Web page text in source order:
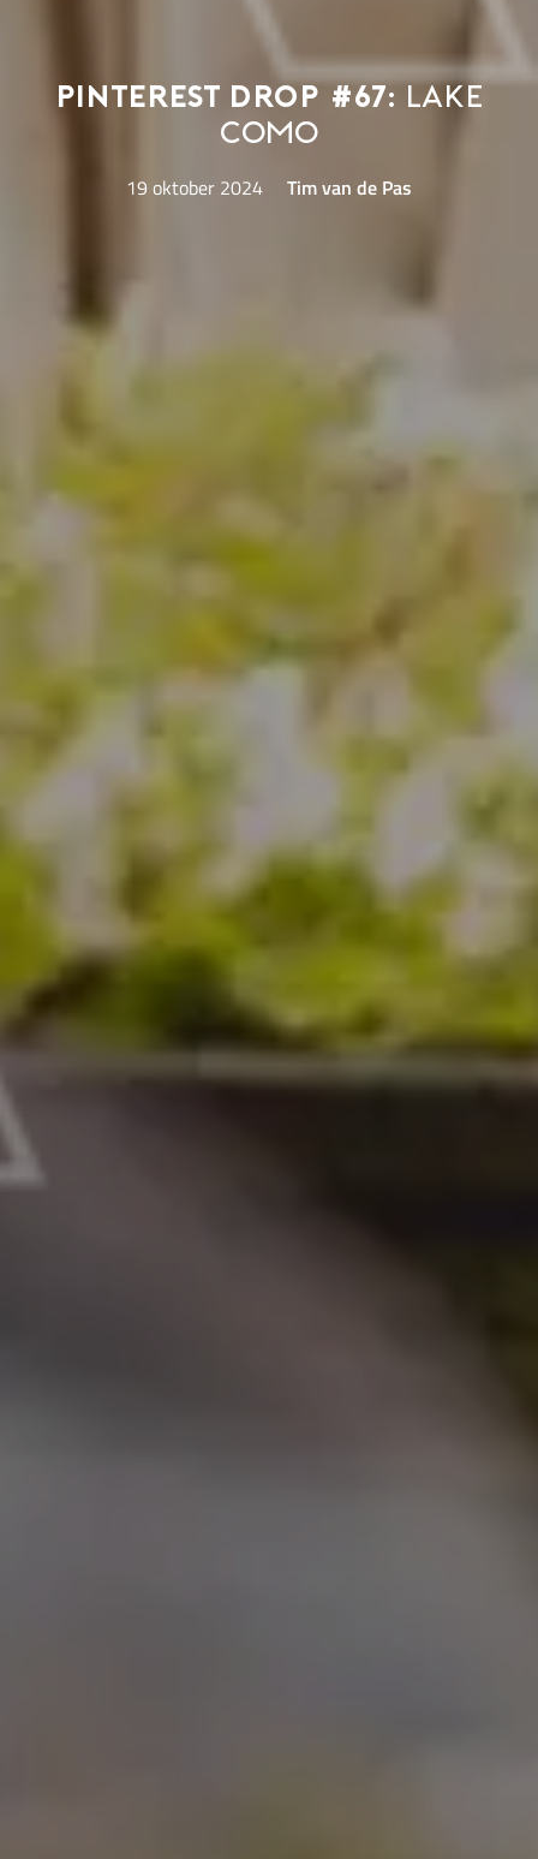
Pinterest Drop #67: Lake
Como
19 oktober 2024 Tim van de Pas